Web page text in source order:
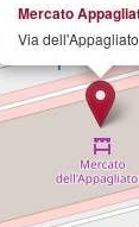
Mercato
Via